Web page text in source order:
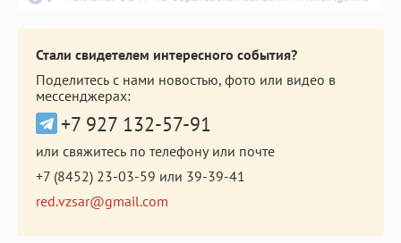
Стали свидетелем интересного события?
Поделитесь с нами новостью, фото или видео в
мессенджерах:
+7 927 132-57-91
или свяжитесь по телефону или почте
+7 (8452) 23-03-59 или 39-39-41
red.vzsar@gmail.com